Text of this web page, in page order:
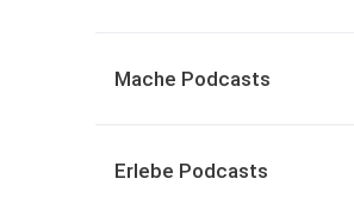
Mache Podcasts
Erlebe Podcasts